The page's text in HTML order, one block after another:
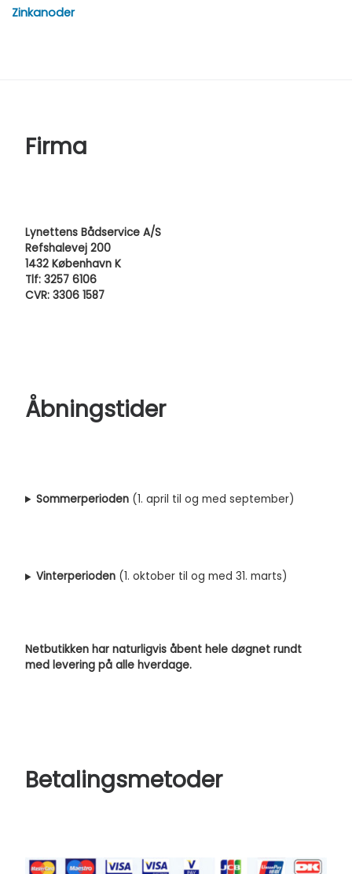
Zinkanoder
Firma
Lynettens Bådservice A/S
Refshalevej 200
1432 København K
Tlf: 3257 6106
CVR: 3306 1587
Åbningstider
Sommerperioden (1. april til og med september)
Vinterperioden (1. oktober til og med 31. marts)
Netbutikken har naturligvis åbent hele døgnet rundt
med levering på alle hverdage.
Betalingsmetoder